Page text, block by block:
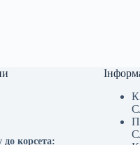
до корсета: